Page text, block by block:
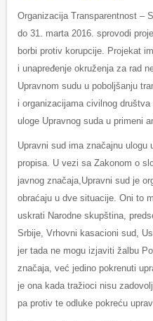
Organizacija Transparentnost –
do 31. marta 2016. sprovodi
borbi protiv korupcije. Projekat
i unapređenje okruženja za rad
Upravnom sudu u poboljšanju
i organizacijama civilnog
uloge Upravnog suda u primeni
Upravni sud ima značajnu
propisa. U vezi sa Zakonom o
javnog značaja,Upravni sud je
obraćaju u dve situacije. Oni to
uskrati Narodne skupština,
Srbije, Vrhovni kasacioni sud,
jer tada ne mogu izjaviti žalbu
značaja, već jedino pokrenuti
je ona kada tražioci nisu
pa protiv te odluke pokreću